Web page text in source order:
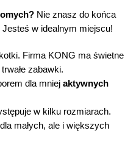
Nie znasz do końca
w idealnym miejscu!
Firma KONG ma świetne
zabawki.
dla mniej aktywnych
w kilku rozmiarach.
małych, ale i większych